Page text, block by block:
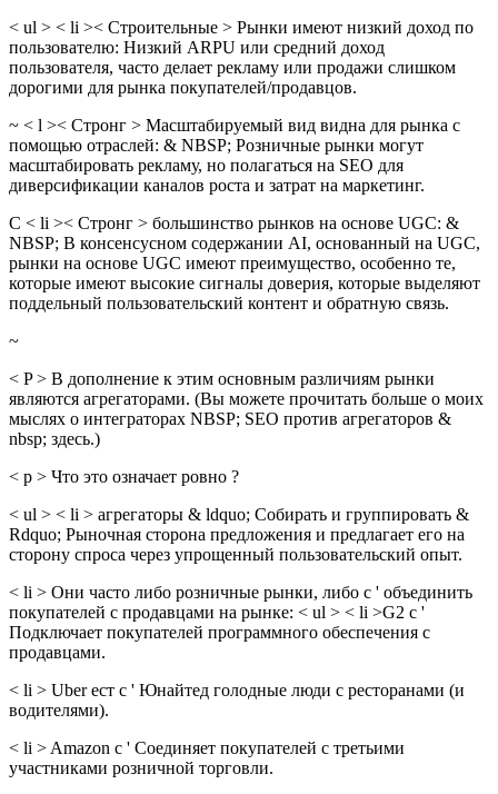
< ul > < li >< Строительные > Рынки имеют низкий доход по
пользователю: Низкий ARPU или средний доход
пользователя, часто делает рекламу или продажи слишком
дорогими для рынка покупателей/продавцов.
~ < l >< Стронг > Масштабируемый вид видна для рынка с
помощью отраслей: & NBSP; Розничные рынки могут
масштабировать рекламу, но полагаться на SEO для
диверсификации каналов роста и затрат на маркетинг.
С < li >< Стронг > большинство рынков на основе UGC: &
NBSP; В консенсусном содержании AI, основанный на UGC,
рынки на основе UGC имеют преимущество, особенно те,
которые имеют высокие сигналы доверия, которые выделяют
поддельный пользовательский контент и обратную связь.
~
< P > В дополнение к этим основным различиям рынки
являются агрегаторами. (Вы можете прочитать больше о моих
мыслях о интеграторах NBSP; SEO против агрегаторов &
nbsp; здесь.)
< p > Что это означает ровно ?
< ul > < li > агрегаторы & ldquo; Собирать и группировать &
Rdquo; Рыночная сторона предложения и предлагает его на
сторону спроса через упрощенный пользовательский опыт.
< li > Они часто либо розничные рынки, либо с ' объединить
покупателей с продавцами на рынке: < ul > < li >G2 с '
Подключает покупателей программного обеспечения с
продавцами.
< li > Uber ест с ' Юнайтед голодные люди с ресторанами (и
водителями).
< li > Amazon с ' Соединяет покупателей с третьими
участниками розничной торговли.